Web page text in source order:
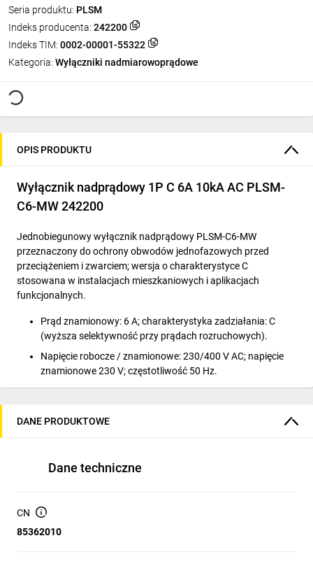
Seria produktu: PLSM
Indeks producenta: 242200
Indeks TIM: 0002-00001-55322
Kategoria: Wyłączniki nadmiarowoprądowe
OPIS PRODUKTU
Wyłącznik nadprądowy 1P C 6A 10kA AC PLSM-
C6-MW 242200
Jednobiegunowy wyłącznik nadprądowy PLSM-C6-MW
przeznaczony do ochrony obwodów jednofazowych przed
przeciążeniem i zwarciem; wersja o charakterystyce C
stosowana w instalacjach mieszkaniowych i aplikacjach
funkcjonalnych.
Prąd znamionowy: 6 A; charakterystyka zadziałania: C
(wyższa selektywność przy prądach rozruchowych).
Napięcie robocze / znamionowe: 230/400 V AC; napięcie
znamionowe 230 V; częstotliwość 50 Hz.
Zdolność łączeniowa (Icn): 10 kA zgodnie z IEC/EN 60898-
Zakres temperatur pracy: -25 °C do 75 °C; konstrukcja
Konstrukcja modułowa przeznaczona do zabudowy w
rozdzielnicach; dostępne dodatkowe akcesoria montażowe
Dostępne wersje: różne prądy znamionowe oraz
DANE PRODUKTOWE
Dane techniczne
CN
85362010